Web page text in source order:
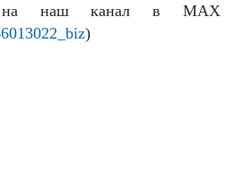
на наш канал в MAX
)